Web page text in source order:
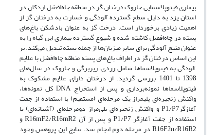
بیماری فیتوپلاسمایی جاروک درختان گز در منطقه چاه‌افضل اردکان در
استان یزد به دلیل سطح گسترده آلودگی و خسارت به درختان گز از
اهمیت زیادی برخوردار است. درخت گز به عنوان بادشکن باغ‌های
پسته در چاه‌افضل کاشته شده و شیوع گسترده بیماری این گیاه را به
عنوان منبع آلودگی برای سایر میزبان‌ها از جمله پسته تبدیل می‌کند. بر
این اساس درختان گز در اطراف باغ‌های پسته منطقه چاه‌افضل با علایم
آلودگی به فیتوپلاسماها شامل زردی، ریزبرگی و جاروک در سال‌های
1398 تا 1401 بررسی گردید. از درختان دارای علایم مشکوک به
فیتوپلاسماها نمونه‌برداری و پس از استخراج DNA کل نمونه‌ها،
واکنش زنجیره‌ای پلیمراز یک مرحله‌ای (مستقیم) با استفاده از جفت
آغازگرP1/P7 و واکنش زنجیره‌ای پلی‌مراز دومرحله‌ای (آشیانه‌ای) با
استفاده از جفت آغازگر P1/P7 و پس از آن R16mF2/R16mR2 و
R16F2n/R16R2 در مرحله دوم انجام شد. نتایج این پژوهش وجود